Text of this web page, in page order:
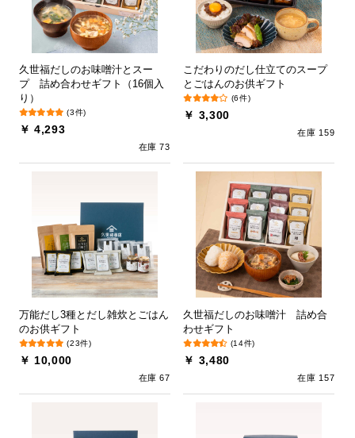
久世福だしのお味噌汁とスー
プ 詰め合わせギフト（16個入
り）
(3件)
￥ 4,293
在庫 73
こだわりのだし仕立てのスープ
とごはんのお供ギフト
(6件)
￥ 3,300
在庫 159
万能だし3種とだし雑炊とごはん
のお供ギフト
(23件)
￥ 10,000
在庫 67
久世福だしのお味噌汁 詰め合
わせギフト
(14件)
￥ 3,480
在庫 157